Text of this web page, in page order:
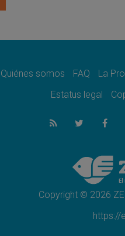
quienes
Ucrania:
noche
05.08.2026
Colombo:
05.08.2026
Iglesia en
fortalecerá
Quiénes somos FAQ La
Estatus legal
Copyright © 2026
https://